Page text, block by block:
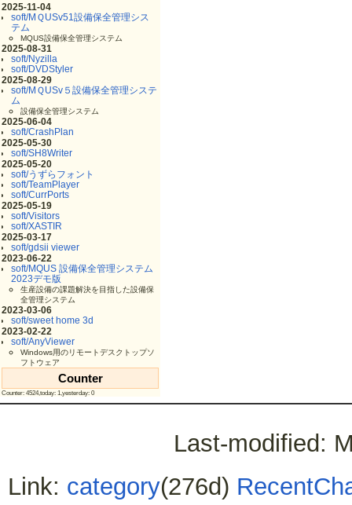
2025-11-04
soft/MＱUSv51設備保全管理シス
テム
MQUS設備保全管理システム
2025-08-31
soft/Nyzilla
soft/DVDStyler
2025-08-29
soft/MＱUSv５設備保全管理システ
ム
設備保全管理システム
2025-06-04
soft/CrashPlan
2025-05-30
soft/SH8Writer
2025-05-20
soft/うずらフォント
soft/TeamPlayer
soft/CurrPorts
2025-05-19
soft/Visitors
soft/XASTIR
2025-03-17
soft/gdsii viewer
2023-06-22
soft/MQUS 設備保全管理システム
2023デモ版
生産設備の課題解決を目指した設備保
全管理システム
2023-03-06
soft/sweet home 3d
2023-02-22
soft/AnyViewer
Windows用のリモートデスクトップソ
フトウェア
Counter
Counter: 4524,today: 1,yesterday: 0
Last-modified:
Link: category(276d)